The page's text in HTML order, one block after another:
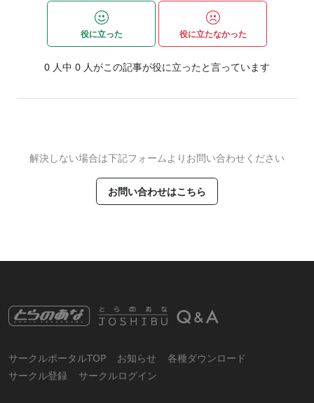
役に立った 役に立たなかった
0 人中 0 人がこの記事が役に立ったと言っています
解決しない場合は下記フォームよりお問い合わせください
お問い合わせはこちら
サークルポータルTOP お知らせ
各種ダウンロード
サークル登録
サークルログイン